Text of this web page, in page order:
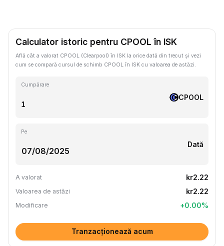
Calculator istoric pentru CPOOL în ISK
Află cât a valorat CPOOL (Clearpool) în ISK la orice dată din trecut și vezi
cum se compară cursul de schimb CPOOL în ISK cu valoarea de astăzi.
Cumpărare
CPOOL
Pe
Dată
A valorat kr2.22
Valoarea de astăzi kr2.22
Modificare +0.00%
Tranzacționează acum